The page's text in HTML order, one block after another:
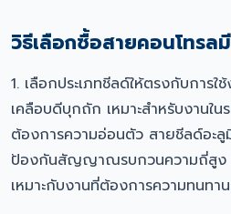
วิธีเลือกซื้อสายคอนโทรล
1. เลือกประเภทชีลด์ให้ตรงกับการ
เคลือบดีบุกถัก เหมาะสำหรับงานใน
ต้องการความอ่อนตัว สายชีลด์อะลู
ป้องกันสัญญาณรบกวนความถี่สูง
เหมาะกับงานที่ต้องการความทนทา